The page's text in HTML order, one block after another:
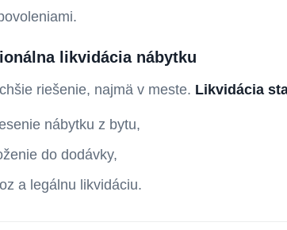
likvidácia nábytku
riešenie, najmä v meste. Likvidácia
nábytku z bytu,
do dodávky,
a legálnu likvidáciu.